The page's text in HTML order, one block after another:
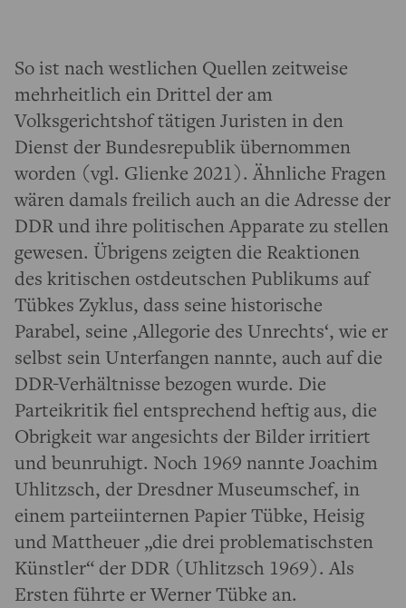
So ist nach westlichen Quellen zeitweise
mehrheitlich ein Drittel der am
Volksgerichtshof tätigen Juristen in den
Dienst der Bundesrepublik übernommen
worden (vgl. Glienke 2021). Ähnliche Fragen
wären damals freilich auch an die Adresse der
DDR und ihre politischen Apparate zu stellen
gewesen. Übrigens zeigten die Reaktionen
des kritischen ostdeutschen Publikums auf
Tübkes Zyklus, dass seine historische
Parabel, seine ‚Allegorie des Unrechts‘, wie er
selbst sein Unterfangen nannte, auch auf die
DDR-Verhältnisse bezogen wurde. Die
Parteikritik fiel entsprechend heftig aus, die
Obrigkeit war angesichts der Bilder irritiert
und beunruhigt. Noch 1969 nannte Joachim
Uhlitzsch, der Dresdner Museumschef, in
einem parteiinternen Papier Tübke, Heisig
und Mattheuer „die drei problematischsten
Künstler“ der DDR (Uhlitzsch 1969). Als
Ersten führte er Werner Tübke an.